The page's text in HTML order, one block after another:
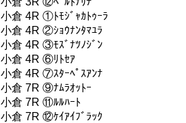
小倉 4R ①ﾄﾓｼﾞｬｶﾄｩｰﾗ
小倉 4R ②ｼｮｳﾅﾝﾀﾏﾕﾗ
小倉 4R ③ﾓｽﾞﾅﾂﾉｼﾞﾝ
小倉 4R ⑥ﾘﾄｾｱ
小倉 4R ⑦ｽﾀｰﾍﾟｽｱﾝﾅ
小倉 7R ⑨ﾅﾑﾗｵｯﾄｰ
小倉 7R ⑪ﾙﾙﾊｰﾄ
小倉 7R ⑫ｹｲｱｲﾌﾞﾗｯｸ